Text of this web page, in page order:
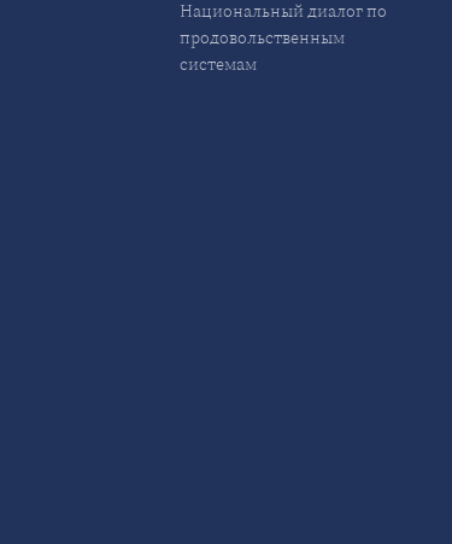
Национальный диалог по
продовольственным
системам